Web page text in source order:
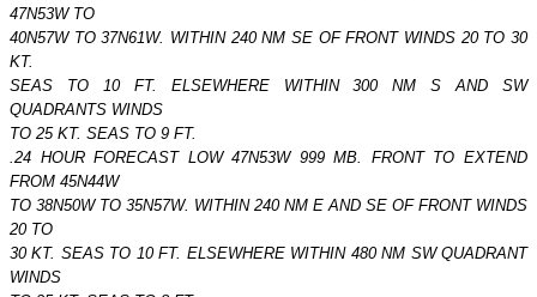
47N53W TO
40N57W TO 37N61W. WITHIN 240 NM SE OF FRONT WINDS 20 TO 30
KT.
SEAS TO 10 FT. ELSEWHERE WITHIN 300 NM S AND SW
QUADRANTS WINDS
TO 25 KT. SEAS TO 9 FT.
.24 HOUR FORECAST LOW 47N53W 999 MB. FRONT TO EXTEND
FROM 45N44W
TO 38N50W TO 35N57W. WITHIN 240 NM E AND SE OF FRONT WINDS
20 TO
30 KT. SEAS TO 10 FT. ELSEWHERE WITHIN 480 NM SW QUADRANT
WINDS